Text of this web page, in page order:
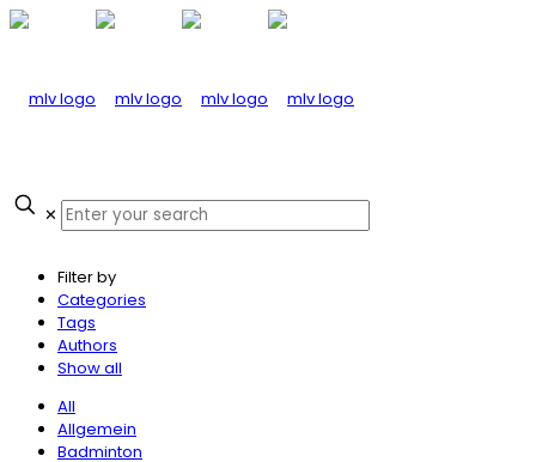
✕ Home
Herren 2
Filter by
Categories
Tags
Authors
Show all
All
Allgemein
Badminton